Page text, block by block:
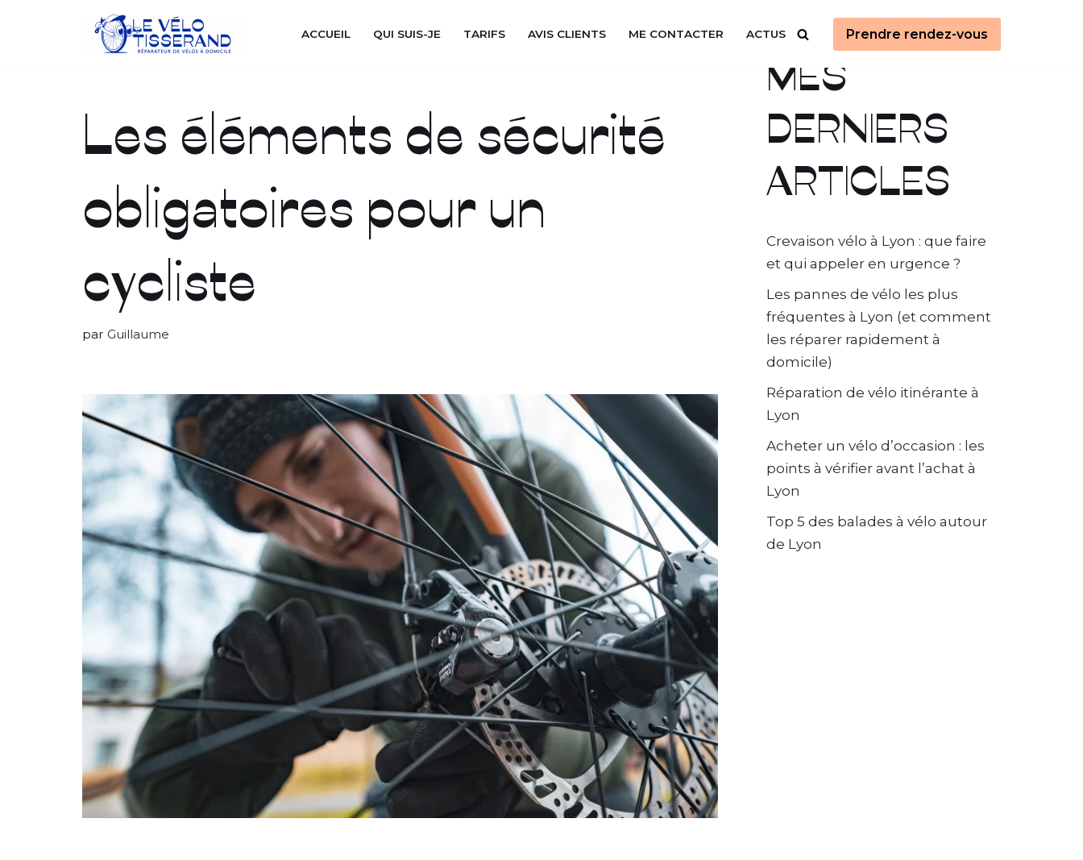
ACCUEIL QUI SUIS-JE TARIFS AVIS CLIENTS ME CONTACTER ACTUS Prendre rendez-vous
Les éléments de sécurité
obligatoires pour un
cycliste
par Guillaume
MES
DERNIERS
ARTICLES
Crevaison vélo à Lyon : que faire
et qui appeler en urgence ?
Les pannes de vélo les plus
fréquentes à Lyon (et comment
les réparer rapidement à
domicile)
Réparation de vélo itinérante à
Lyon
Acheter un vélo d’occasion : les
points à vérifier avant l’achat à
Lyon
Top 5 des balades à vélo autour
de Lyon